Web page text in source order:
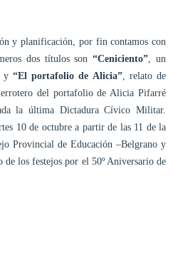
y planificación, por fin contamos con
dos títulos son“Ceniciento” , un
y“El portafolio de Alicia”, relato de
del portafolio de Alicia Pifarré
la última Dictadura Cívico Militar.
10 de octubre a partir de las 11 de la
Provincial de Educación –Belgrano y
de los festejos por el 50º Aniversario de